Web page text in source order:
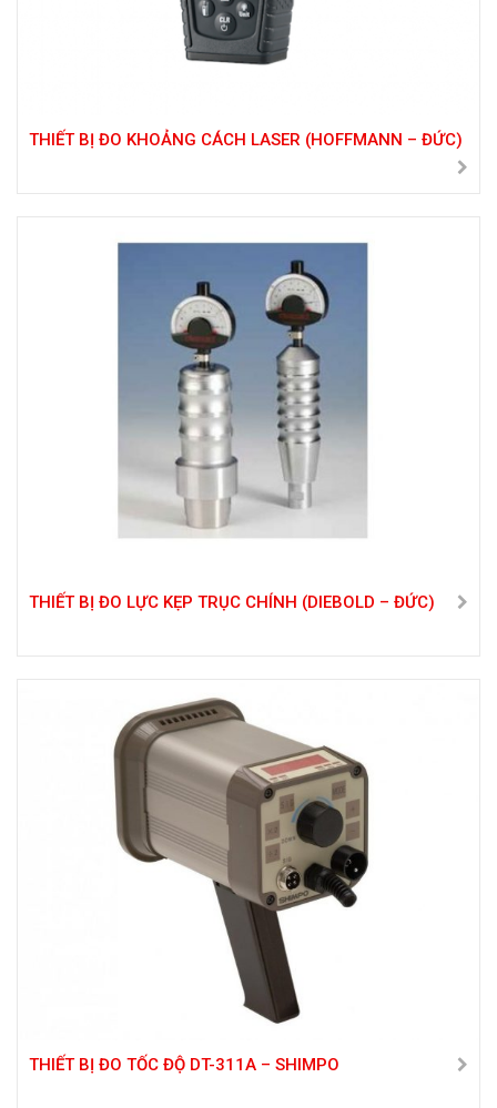
THIẾT BỊ ĐO KHOẢNG CÁCH LASER (HOFFMANN – ĐỨC)
THIẾT BỊ ĐO LỰC KẸP TRỤC CHÍNH (DIEBOLD – ĐỨC)
THIẾT BỊ ĐO TỐC ĐỘ DT-311A – SHIMPO